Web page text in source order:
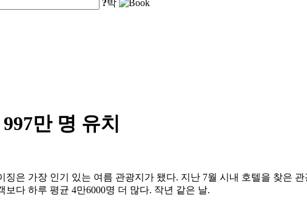
?박
만 명 유치
은 가장 인기 있는 여름 관광지가 됐다. 지난 7월 시내 호텔을 찾은
다 하루 평균 4만6000명 더 많다. 작년 같은 날.